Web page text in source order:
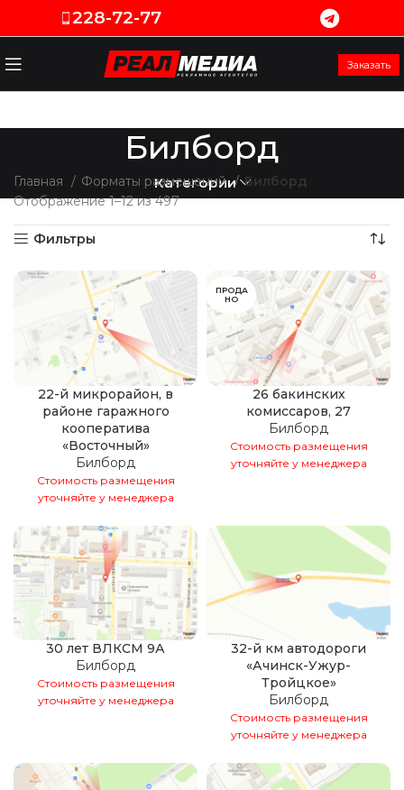
228-72-77
Заказать
Билборд
Категории
Главная Форматы размещений
Билборд
Отображение 1–12 из 497
Фильтры
22-й микрорайон, в
районе гаражного
кооператива
«Восточный»
Билборд
Стоимость размещения
уточняйте у менеджера
ПРОДА
НО
26 бакинских
комиссаров, 27
Билборд
Стоимость размещения
уточняйте у менеджера
30 лет ВЛКСМ 9А
Билборд
Стоимость размещения
уточняйте у менеджера
32-й км автодороги
«Ачинск-Ужур-
Тройцкое»
Билборд
Стоимость размещения
уточняйте у менеджера